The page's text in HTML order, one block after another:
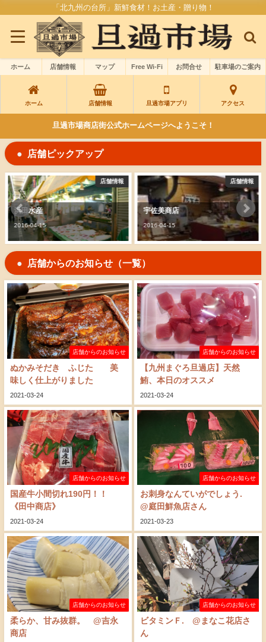
「北九州の台所」新鮮食材！お土産・贈り物！
ホーム 店舗情報 マップ Free Wi-Fi お問合せ 駐車場のご案内
ホーム 店舗情報 旦過市場アプリ アクセス
旦過市場商店街公式ホームページへようこそ！
店舗ピックアップ
店舗情報
浜田水産
2016-04-15
店舗情報
宇佐美商店
2016-04-15
店舗からのお知らせ（一覧）
店舗からのお知らせ
ぬかみそだき ふじた 美
味しく仕上がりました
2021-03-24
店舗からのお知らせ
【九州まぐろ旦過店】天然
鮪、本日のオススメ
2021-03-24
店舗からのお知らせ
国産牛小間切れ190円！！
《田中商店》
2021-03-24
店舗からのお知らせ
お刺身なんていがでしょう.
@庭田鮮魚店さん
2021-03-23
店舗からのお知らせ
柔らか、甘み抜群。 @吉永
商店
店舗からのお知らせ
ビタミンＦ. @まなこ花店さ
ん